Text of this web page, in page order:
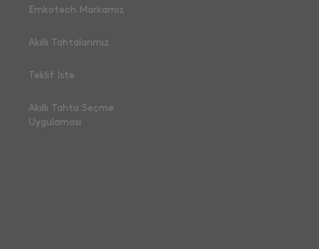
Emkotech Markamız
Akıllı Tahtalarımız
Teklif İste
Akıllı Tahta Seçme
Uygulaması